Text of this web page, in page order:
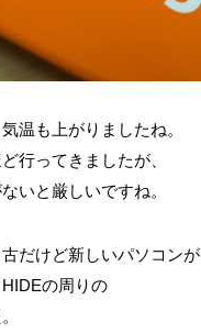
温も上がりましたね。
行ってきましたが、
いと厳しいですね。
だけど新しいパソコンが
の周りの